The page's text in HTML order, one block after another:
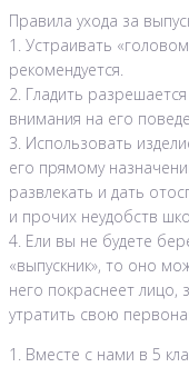
Правила ухода за
1. Устраивать
рекомендуется.
2. Гладить
внимания на его
3. Использовать
его прямому
развлекать и дать
и прочих неудобств
4. Ели вы не будете
«выпускник», то оно
него покраснеет лицо,
утратить свою
1. Вместе с нами в 5